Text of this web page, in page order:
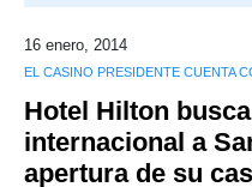
16 enero, 2014
EL CASINO PRESIDENTE CUENTA
Hotel Hilton
internacional a
apertura de su